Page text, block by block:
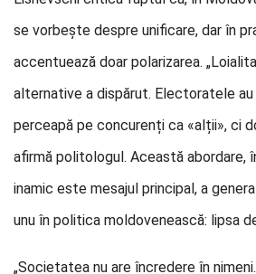
se vorbește despre unificare, dar în
accentuează doar polarizarea.
alternative a dispărut. Electoratele
perceapă pe concurenți ca «alții», ci
afirmă politologul. Această abordare,
inamic este mesajul principal, a
unu în politica moldovenească: lipsa
„Societatea nu are încredere în